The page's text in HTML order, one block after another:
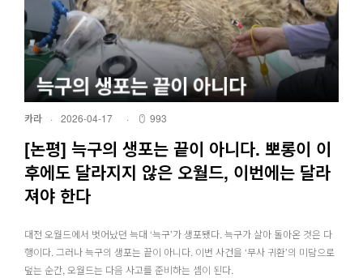
카라 · 2026-04-17 · 993
[논평] 늑구의 생포는 끝이 아니다. 뽀롱이 이
후에도 달라지지 않은 오월드, 이번에는 달라
져야 한다
대전 오월드에서 벗어났던 늑대 ‘늑구’가 생포됐다. 늑구가 살아 돌아온 것은 다
행이다. 그러나 늑구의 생포는 끝이 아니다. 이번 사건을 ‘무사 귀환’의 미담으로
덮는 순간, 오월드는 다음 사고를 준비하는 셈이 된다.